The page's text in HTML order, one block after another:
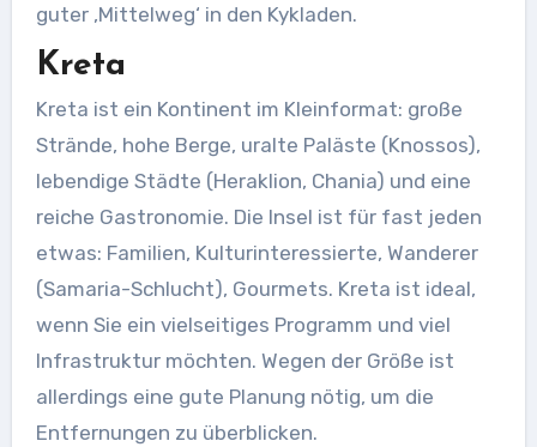
guter ‚Mittelweg‘ in den Kykladen.
Kreta
Kreta ist ein Kontinent im Kleinformat: große
Strände, hohe Berge, uralte Paläste (Knossos),
lebendige Städte (Heraklion, Chania) und eine
reiche Gastronomie. Die Insel ist für fast jeden
etwas: Familien, Kulturinteressierte, Wanderer
(Samaria-Schlucht), Gourmets. Kreta ist ideal,
wenn Sie ein vielseitiges Programm und viel
Infrastruktur möchten. Wegen der Größe ist
allerdings eine gute Planung nötig, um die
Entfernungen zu überblicken.